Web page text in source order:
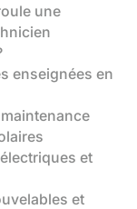
une
enseignées en
et
et